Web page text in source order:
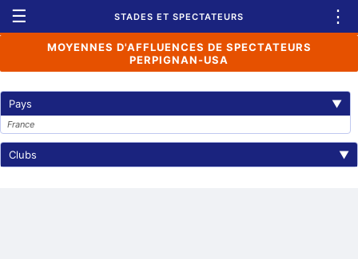
☰ STADES ET SPECTATEURS ⋮
MOYENNES D'AFFLUENCES DE SPECTATEURS
PERPIGNAN-USA
Pays ▼
France
Clubs ▼